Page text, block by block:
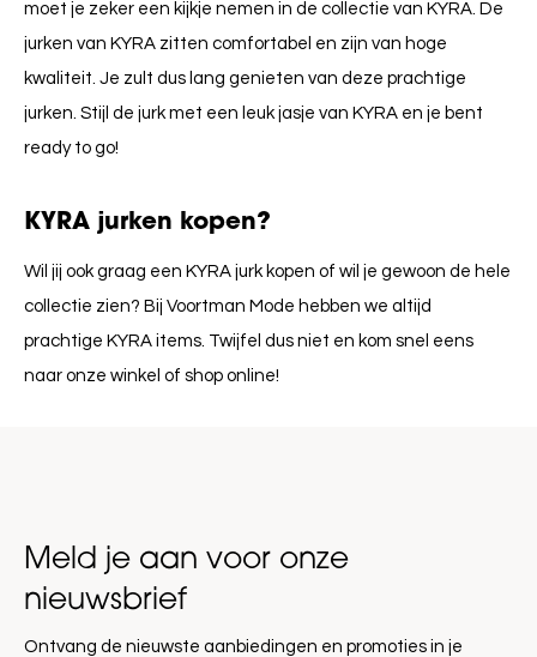
moet je zeker een kijkje nemen in de collectie van KYRA. De
jurken van KYRA zitten comfortabel en zijn van hoge
kwaliteit. Je zult dus lang genieten van deze prachtige
jurken. Stijl de jurk met een leuk jasje van KYRA en je bent
ready to go!
KYRA jurken kopen?
Wil jij ook graag een KYRA jurk kopen of wil je gewoon de hele
collectie zien? Bij Voortman Mode hebben we altijd
prachtige KYRA items. Twijfel dus niet en kom snel eens
naar onze winkel of shop online!
Meld je aan voor onze
nieuwsbrief
Ontvang de nieuwste aanbiedingen en promoties in je